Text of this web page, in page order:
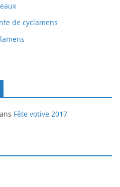
de cyclamens
Fête votive 2017